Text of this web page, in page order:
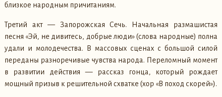
близкое народным причитаниям.
Третий акт — Запорожская Сечь. Начальная размашистая
песня «Эй, не дивитесь, добрые люди» (слова народные) полна
удали и молодечества. В массовых сценах с большой силой
переданы разноречивые чувства народа. Переломный момент
в развитии действия — рассказ гонца, который рождает
мощный призыв к решительной схватке (хор «В поход скорей»).